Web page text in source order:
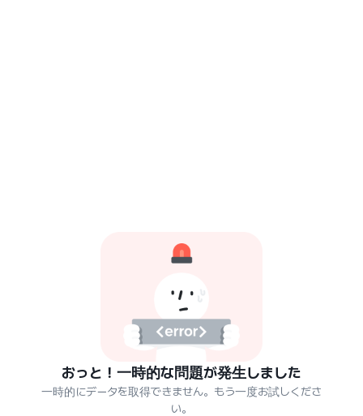
おっと！一時的な問題が発生しました
一時的にデータを取得できません。もう一度お試しくださ
い。